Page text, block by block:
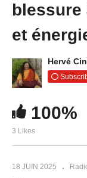
Radio
blessure
et
Hervé
100%
3 Likes
18 JUIN 2025